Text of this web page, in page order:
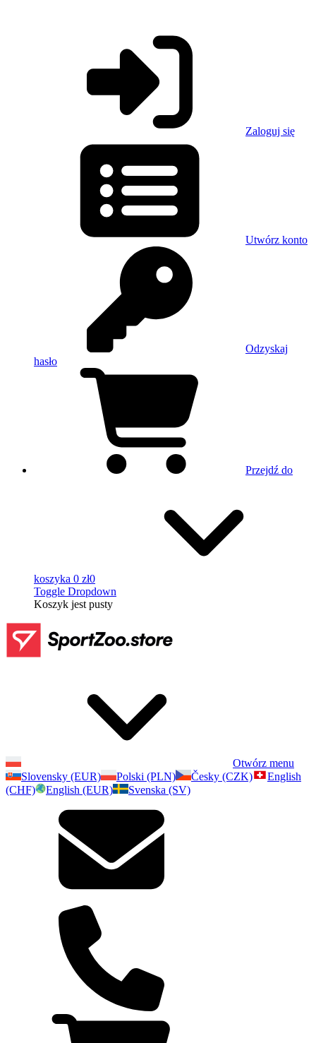
Zaloguj się
Utwórz konto
Odzyskaj
hasło
Przejdź do
koszyka 0 zł0
Toggle Dropdown
Koszyk jest pusty
Otwórz menu
Slovensky (EUR)
Polski (PLN) Česky (CZK)
English
(CHF)
English (EUR) Svenska (SV)